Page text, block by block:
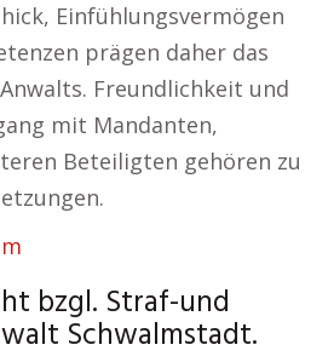
Einfühlungsvermögen
prägen daher das
Freundlichkeit und
mit Mandanten,
Beteiligten gehören zu
bzgl. Straf-und
Schwalmstadt.